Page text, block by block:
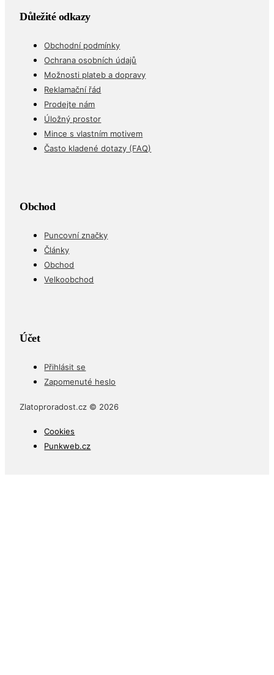
Důležité odkazy
Obchodní podmínky
Ochrana osobních údajů
Možnosti plateb a dopravy
Reklamační řád
Prodejte nám
Úložný prostor
Mince s vlastním motivem
Často kladené dotazy (FAQ)
Obchod
Puncovní značky
Články
Obchod
Velkoobchod
Účet
Přihlásit se
Zapomenuté heslo
Zlatoproradost.cz © 2026
Cookies
Punkweb.cz